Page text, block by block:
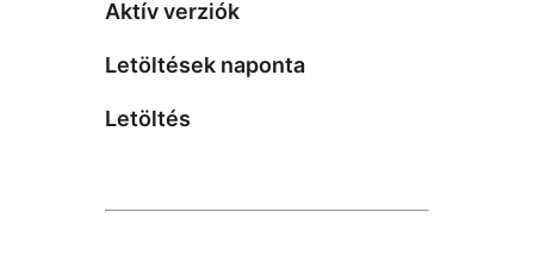
Aktív verziók
Letöltések naponta
Letöltés